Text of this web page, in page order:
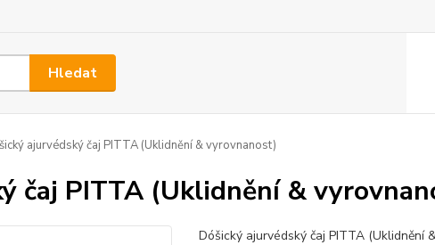
Hledat
ajurvédský čaj PITTA (Uklidnění & vyrovnanost)
čaj PITTA (Uklidnění &
Dóšický ajurvédský čaj PITTA